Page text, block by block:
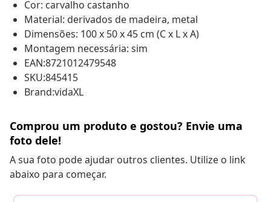
Cor: carvalho castanho
Material: derivados de madeira, metal
Dimensões: 100 x 50 x 45 cm (C x L x A)
Montagem necessária: sim
EAN:8721012479548
SKU:845415
Brand:vidaXL
Comprou um produto e gostou? Envie uma
foto dele!
A sua foto pode ajudar outros clientes. Utilize o link
abaixo para começar.